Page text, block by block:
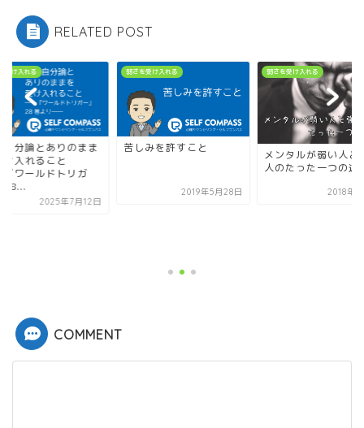
RELATED POST
受け入れる
自分論とありのまま
け入れること
ワールドトリガ
28...
2025年7月12日
弱さを受け入れる
苦しみを許すこと
2019年5月28日
弱さを受け入れる
メンタルが弱い人と
人のたった一つの違
2018年7
COMMENT